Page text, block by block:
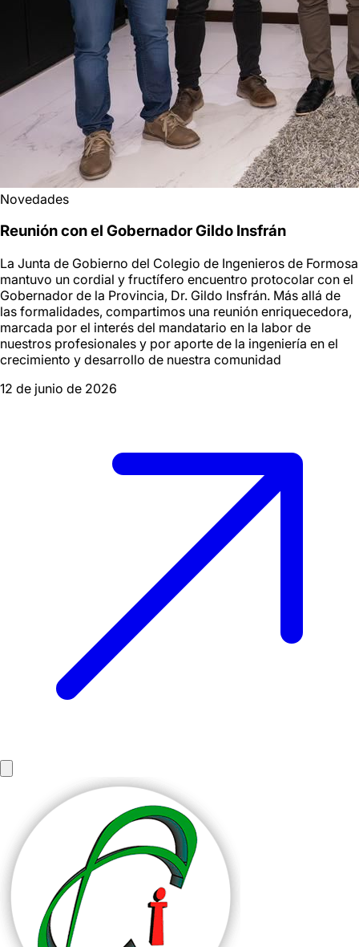
Novedades
Reunión con el Gobernador Gildo Insfrán
La Junta de Gobierno del Colegio de Ingenieros de Formosa
mantuvo un cordial y fructífero encuentro protocolar con el
Gobernador de la Provincia, Dr. Gildo Insfrán. Más allá de
las formalidades, compartimos una reunión enriquecedora,
marcada por el interés del mandatario en la labor de
nuestros profesionales y por aporte de la ingeniería en el
crecimiento y desarrollo de nuestra comunidad
12 de junio de 2026